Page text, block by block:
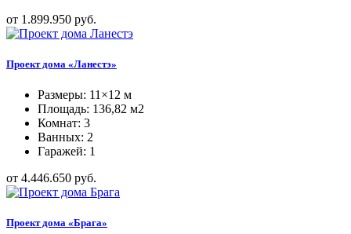
от 1.899.950 руб.
Проект дома «Ланестэ»
Размеры: 11×12 м
Площадь: 136,82 м2
Комнат: 3
Ванных: 2
Гаражей: 1
от 4.446.650 руб.
Проект дома «Брага»